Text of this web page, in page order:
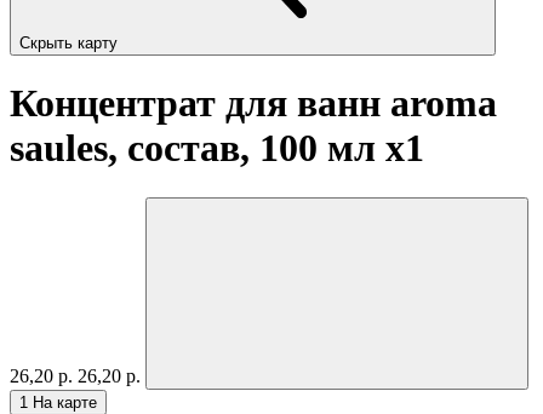
Скрыть карту
Концентрат для ванн aroma
saules, состав, 100 мл x1
26,20 р. 26,20 р.
1 На карте